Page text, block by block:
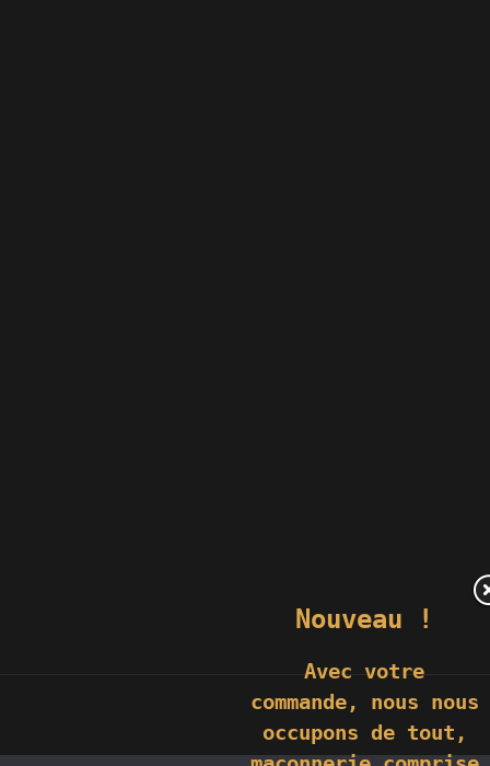
Nouveau !
Avec votre
commande, nous nous
occupons de tout,